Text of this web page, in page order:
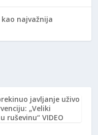
najvažnija
javljanje uživo
„Veliki
ruševinu“ VIDEO